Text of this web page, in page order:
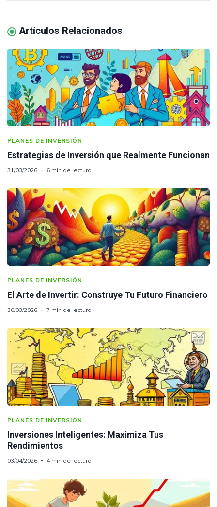
Artículos Relacionados
PLANES DE INVERSIÓN
Estrategias de Inversión que Realmente Funcionan
31/03/2026 6 min de lectura
PLANES DE INVERSIÓN
El Arte de Invertir: Construye Tu Futuro Financiero
30/03/2026 7 min de lectura
PLANES DE INVERSIÓN
Inversiones Inteligentes: Maximiza Tus
Rendimientos
03/04/2026 4 min de lectura